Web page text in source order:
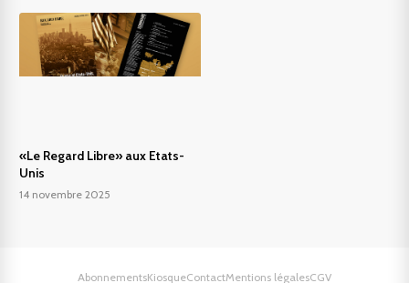
«Le Regard Libre» aux Etats-
Unis
14 novembre 2025
AbonnementsKiosqueContactMentions légalesCGV